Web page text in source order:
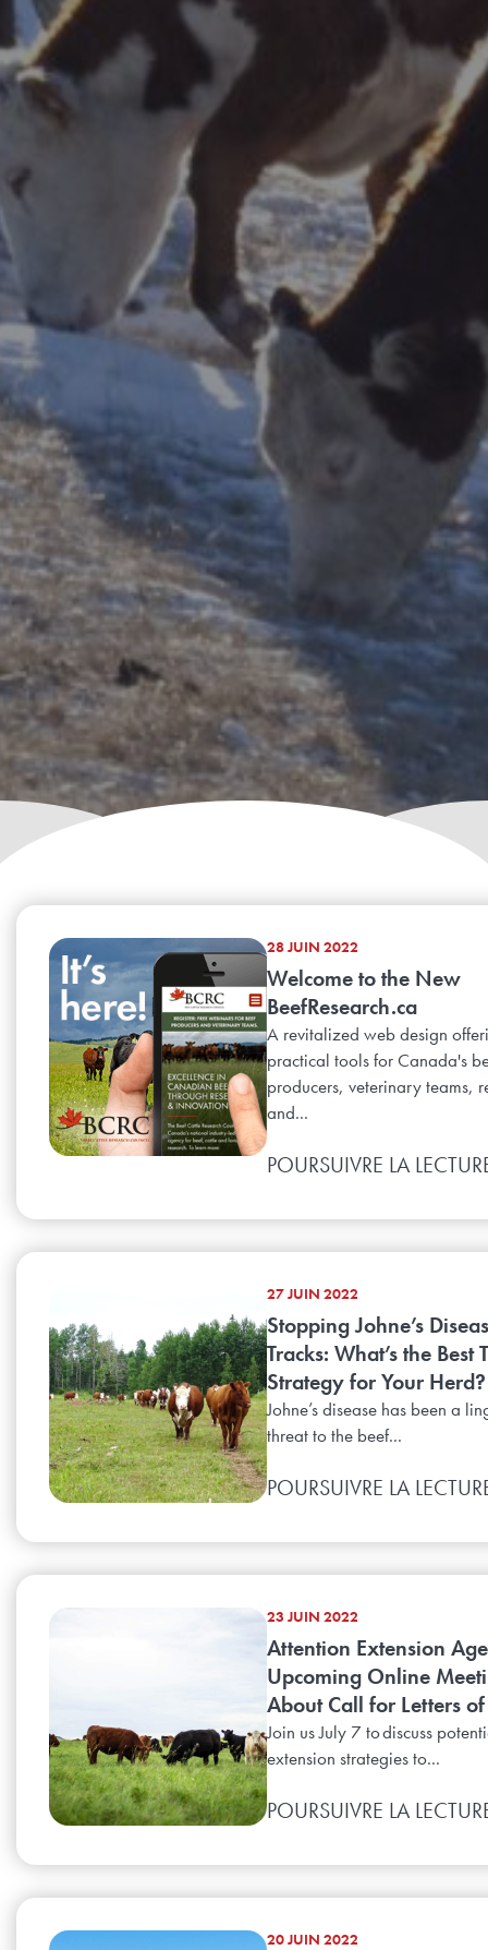
28 JUIN 2022
Welcome to the New
BeefResearch.ca
A revitalized web design
practical tools for Canada's
producers, veterinary teams,
and...
POURSUIVRE LA
27 JUIN 2022
Stopping Johne’s
Tracks: What’s the Best
Strategy for Your Herd?
Johne’s disease has been a
threat to the beef...
POURSUIVRE LA
23 JUIN 2022
Attention Extension
Upcoming Online
About Call for Letters
Join us July 7 to discuss
extension strategies to...
POURSUIVRE LA
20 JUIN 2022